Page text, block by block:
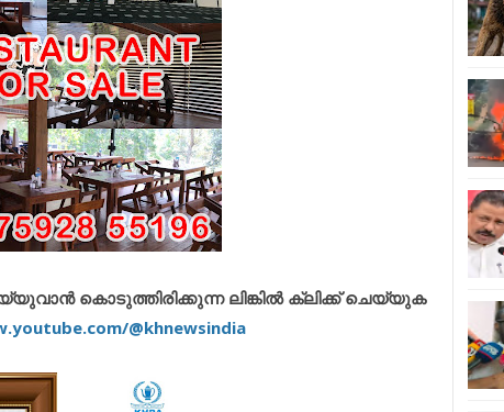
കൊടുത്തിരിക്കുന്ന ലിങ്കിൽ ക്ലിക്ക് ചെയ്യുക
@khnewsindia